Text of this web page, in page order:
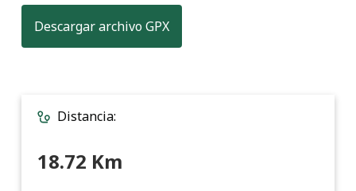
Descargar archivo GPX, formato para transferir datos
Distancia:
18.72 Km